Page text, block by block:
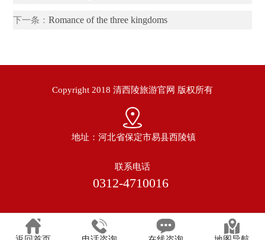
下一条：Romance of the three kingdoms
Copyright 2018 清西陵旅游官网 版权所有
地址：河北省保定市易县西陵镇
联系电话
0312-4710016